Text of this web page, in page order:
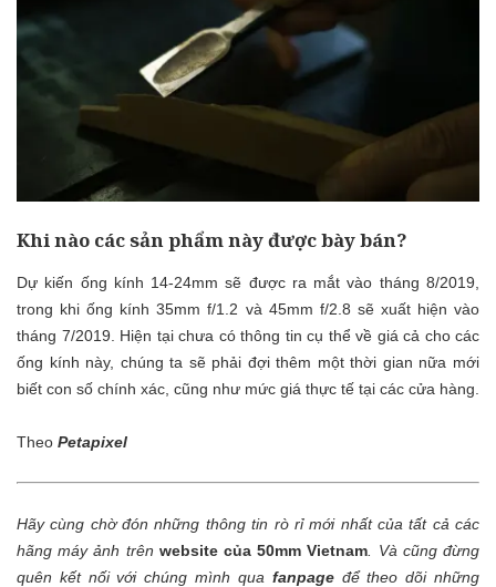
Khi nào các sản phẩm này được bày bán?
Dự kiến ống kính 14-24mm sẽ được ra mắt vào tháng 8/2019,
trong khi ống kính 35mm f/1.2 và 45mm f/2.8 sẽ xuất hiện vào
tháng 7/2019. Hiện tại chưa có thông tin cụ thể về giá cả cho các
ống kính này, chúng ta sẽ phải đợi thêm một thời gian nữa mới
biết con số chính xác, cũng như mức giá thực tế tại các cửa hàng.
Theo Petapixel
Hãy cùng chờ đón những thông tin rò rỉ mới nhất của tất cả các
hãng máy ảnh trên website của 50mm Vietnam
Và cũng đừng
quên kết nối với chúng mình qua fanpageđể theo dõi những